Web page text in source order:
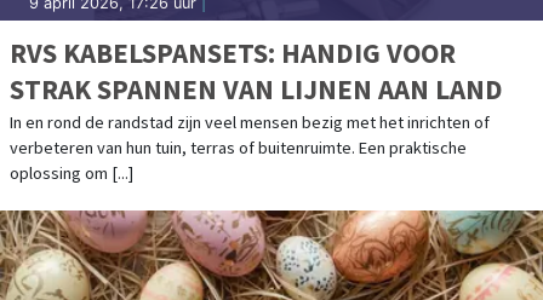
RVS KABELSPANSETS: HANDIG VOOR
STRAK SPANNEN VAN LIJNEN AAN LAND
In en rond de randstad zijn veel mensen bezig met het inrichten of
verbeteren van hun tuin, terras of buitenruimte. Een praktische
oplossing om [...]